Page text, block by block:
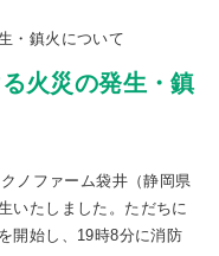
・鎮火について
火災の発生・鎮
ノファーム袋井（静岡県
いたしました。ただちに
開始し、19時8分に消防